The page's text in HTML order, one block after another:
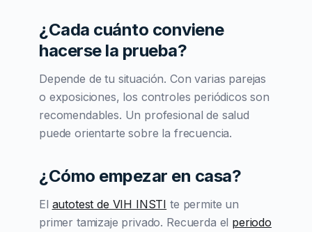
¿Cada cuánto conviene
hacerse la prueba?
Depende de tu situación. Con varias parejas
o exposiciones, los controles periódicos son
recomendables. Un profesional de salud
puede orientarte sobre la frecuencia.
¿Cómo empezar en casa?
El autotest de VIH INSTI te permite un
primer tamizaje privado. Recuerda el periodo